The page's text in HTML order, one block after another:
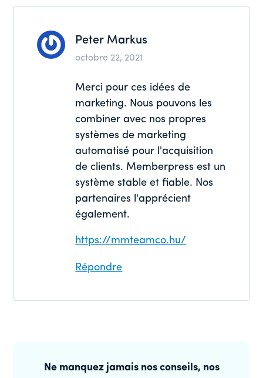
Peter Markus
octobre 22, 2021
Merci pour ces idées de
marketing. Nous pouvons les
combiner avec nos propres
systèmes de marketing
automatisé pour l'acquisition
de clients. Memberpress est un
système stable et fiable. Nos
partenaires l'apprécient
également.
https://mmteamco.hu/
Répondre
latéraleNe manquez jamais nos conseils, nos